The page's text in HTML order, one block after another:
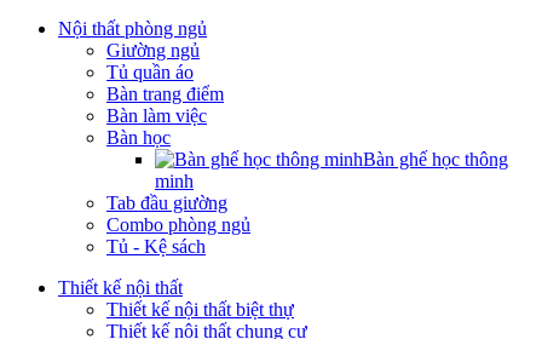
Nội thất phòng ngủ
Giường ngủ
Tủ quần áo
Bàn trang điểm
Bàn làm việc
Bàn học
Bàn ghế học thông
minh
Tab đầu giường
Combo phòng ngủ
Tủ - Kệ sách
Thiết kế nội thất
Thiết kế nội thất biệt thự
Thiết kế nội thất chung cư